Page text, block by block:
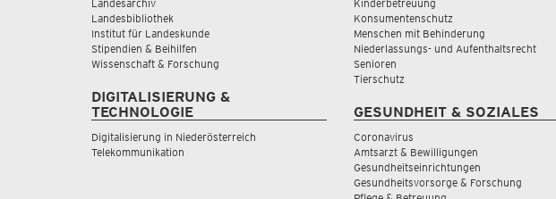
Landesarchiv
Landesbibliothek
Institut für Landeskunde
Stipendien & Beihilfen
Wissenschaft & Forschung
DIGITALISIERUNG &
TECHNOLOGIE
Digitalisierung in Niederösterreich
Telekommunikation
Kinderbetreuung
Konsumentenschutz
Menschen mit Behinderung
Niederlassungs- und Aufenthaltsrecht
Senioren
Tierschutz
GESUNDHEIT & SOZIALES
Coronavirus
Amtsarzt & Bewilligungen
Gesundheitseinrichtungen
Gesundheitsvorsorge & Forschung